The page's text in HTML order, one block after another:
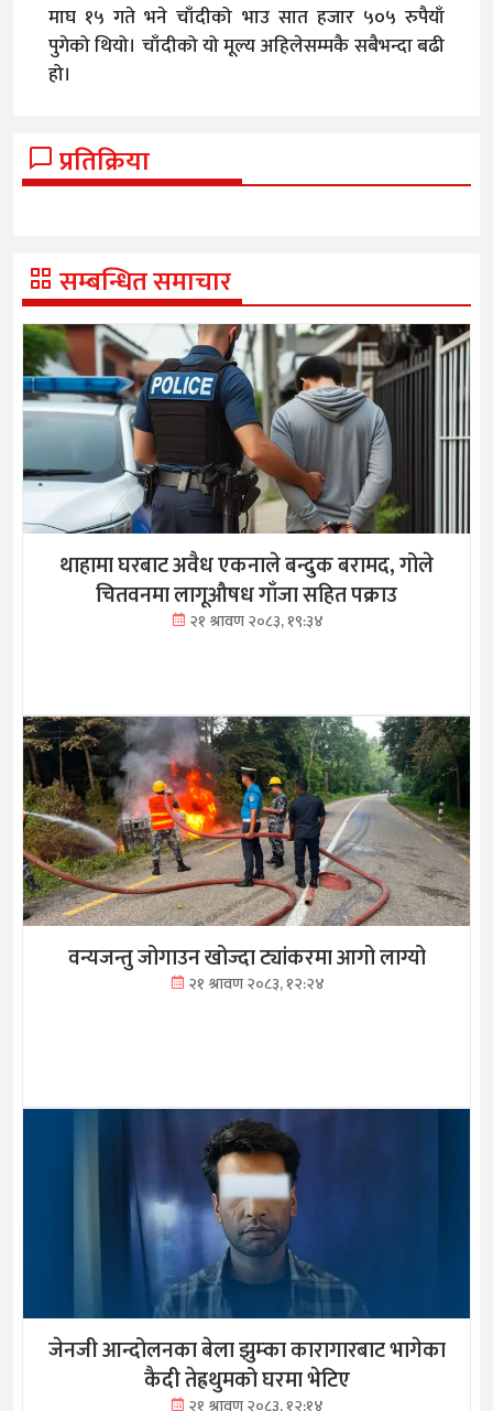
माघ १५ गते भने चाँदीको भाउ सात हजार ५०५ रुपैयाँ
पुगेको थियो। चाँदीको यो मूल्य अहिलेसम्मकै सबैभन्दा बढी
हो।
प्रतिक्रिया
सम्बन्धित समाचार
थाहामा घरबाट अवैध एकनाले बन्दुक बरामद, गोले
चितवनमा लागूऔषध गाँजा सहित पक्राउ
२१ श्रावण २०८३, १९:३४
वन्यजन्तु जोगाउन खोज्दा ट्यांकरमा आगो लाग्यो
२१ श्रावण २०८३, १२:२४
जेनजी आन्दोलनका बेला झुम्का कारागारबाट भागेका
कैदी तेह्रथुमको घरमा भेटिए